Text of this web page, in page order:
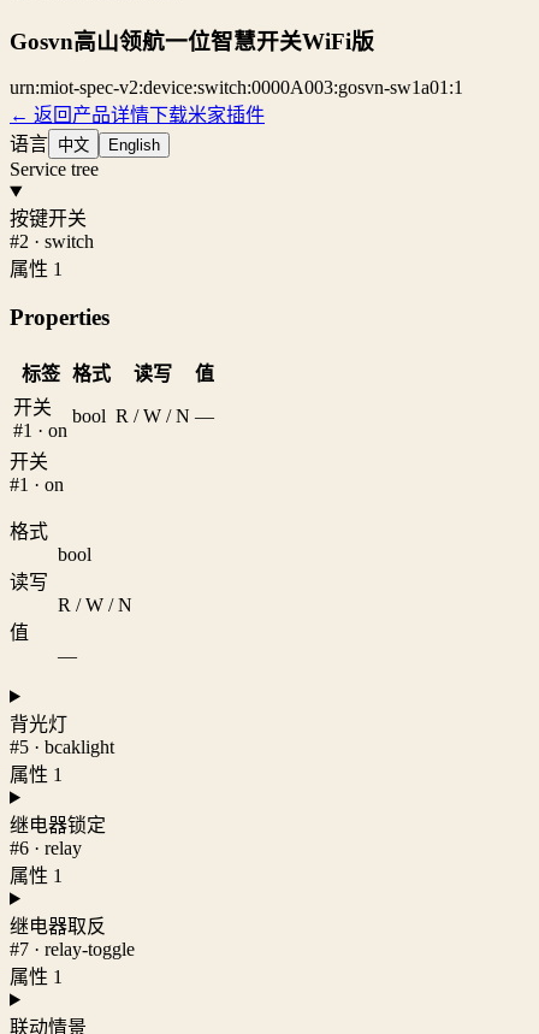
Gosvn高山领航一位智慧开关WiFi版
urn:miot-spec-v2:device:switch:0000A003:gosvn-sw1a01:1
← 返回产品详情下载米家插件
语言 中文 English
Service tree
按键开关
#2 · switch
属性 1
Properties
标签 格式 读写
值
开关
#1 · on
bool R / W / N —
开关
#1 · on
格式
bool
读写
R / W / N
值
—
背光灯
#5 · bcaklight
属性 1
继电器锁定
#6 · relay
属性 1
继电器取反
#7 · relay-toggle
属性 1
联动情景